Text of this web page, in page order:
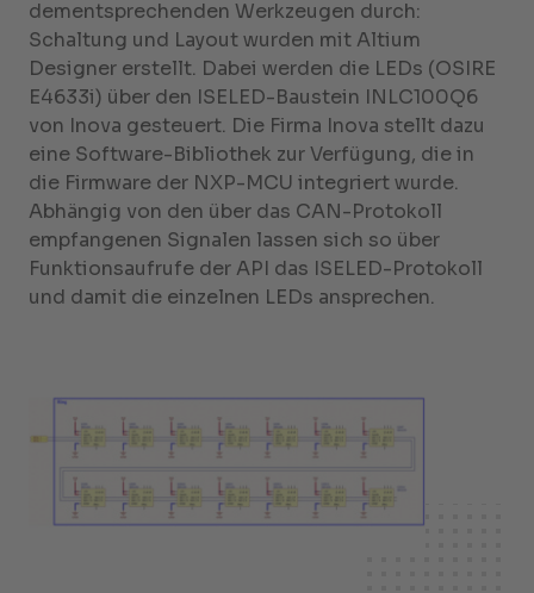
dementsprechenden Werkzeugen durch:
Schaltung und Layout wurden mit Altium
Designer erstellt. Dabei werden die LEDs (OSIRE
E4633i) über den ISELED-Baustein INLC100Q6
von Inova gesteuert. Die Firma Inova stellt dazu
eine Software-Bibliothek zur Verfügung, die in
die Firmware der NXP-MCU integriert wurde.
Abhängig von den über das CAN-Protokoll
empfangenen Signalen lassen sich so über
Funktionsaufrufe der API das ISELED-Protokoll
und damit die einzelnen LEDs ansprechen.